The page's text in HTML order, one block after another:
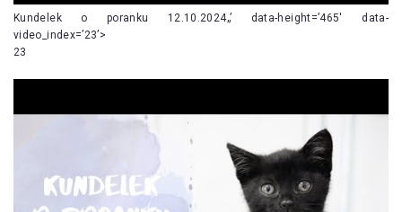
Kundelek o poranku 12.10.2024„’ data-height=’465′ data-
video_index=’23’>
23